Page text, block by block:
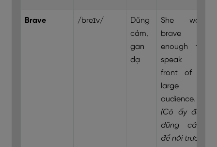
Brave /breɪv/
Dũng
cảm,
gan
dạ
She was
brave
enough to
speak in
front of a
large
audience.
(Cô ấy đủ
dũng cảm
để nói trước